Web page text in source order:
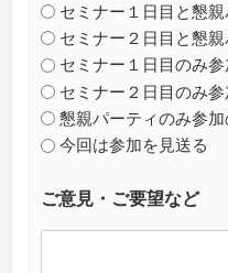
セミナー１日目と懇
セミナー２日目と懇
セミナー１日目のみ
セミナー２日目のみ
懇親パーティのみ参加
今回は参加を見送る
ご意見・ご要望など